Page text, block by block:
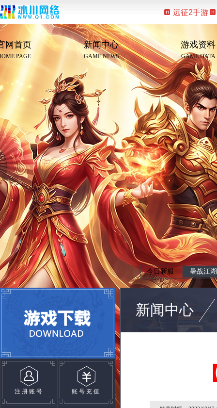
远征2手游
网首页
PAGE
新闻中心
GAME NEWS
游戏资料
GAME DATA
今日新服 暑战江湖
注册账号 账号充值
新闻中心